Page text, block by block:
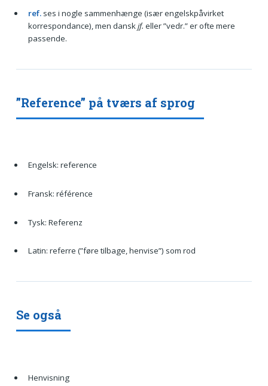
ref.ses i nogle sammenhænge (især engelskpåvirket
korrespondance), men danskjf. eller ”vedr.” er ofte mere
passende.
”Reference” på tværs af sprog
Engelsk: reference
Fransk: référence
Tysk: Referenz
Latin: referre (”føre tilbage, henvise”) som rod
Se også
Henvisning